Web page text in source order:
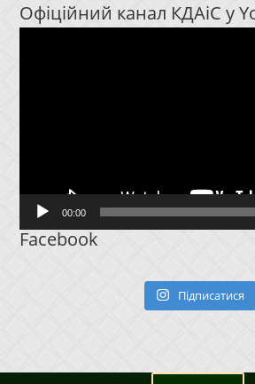
Офіційний канал КДАіС у
Відеопрогравач
00:00
Facebook
Підписатися